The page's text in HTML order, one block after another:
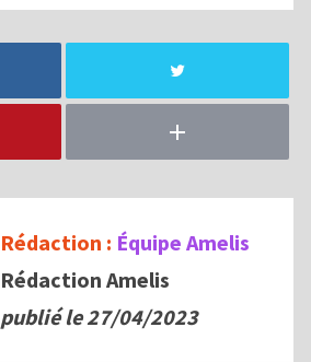
Rédaction : Équipe Amelis
Rédaction Amelis
publié le 27/04/2023